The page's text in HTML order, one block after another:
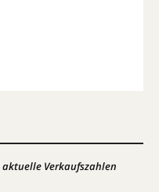
aktuelle Verkaufszahlen